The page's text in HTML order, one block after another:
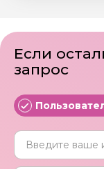
Если
запрос